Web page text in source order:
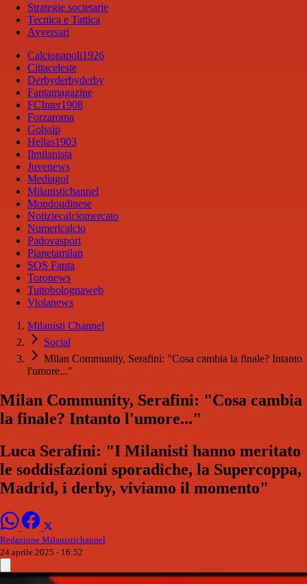
Strategie societarie
Tecnica e Tattica
Avversari
Calcionapoli1926
Cittaceleste
Derbyderbyderby
Fantamagazine
FCInter1908
Forzaroma
Golssip
Hellas1903
Ilmilanista
Juvenews
Mediagol
Milanistichannel
Mondoudinese
Notiziecalciomercato
Numericalcio
Padovasport
Pianetamilan
SOS Fanta
Toronews
Tuttobolognaweb
Violanews
Milanisti Channel
Social
Milan Community, Serafini: "Cosa cambia la finale? Intanto
l'umore..."
Milan Community, Serafini: "Cosa cambia
la finale? Intanto l'umore..."
Luca Serafini: "I Milanisti hanno meritato
le soddisfazioni sporadiche, la Supercoppa,
Madrid, i derby, viviamo il momento"
Redazione Milanistichannel
24 aprile 2025 - 16:52